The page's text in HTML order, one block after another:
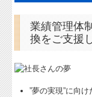
交通案内
業績管理体
換をご支援
”夢の実現”に向